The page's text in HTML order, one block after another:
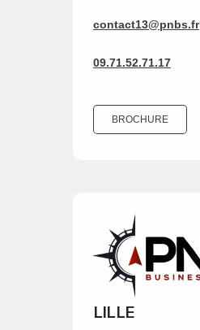
contact13@pnbs.fr
09.71.52.71.17
BROCHURE
LILLE